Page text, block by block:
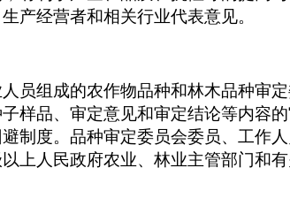
产经营者和相关行业代表意见。
员组成的农作物品种和林木品种审
样品、审定意见和审定结论等内容
度。品种审定委员会委员、工作
人民政府农业、林业主管部门和有